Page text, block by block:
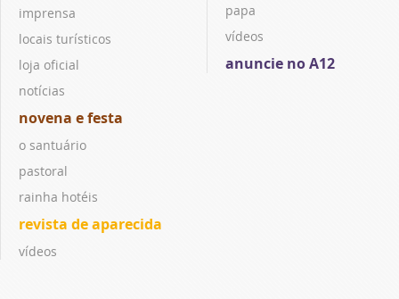
imprensa
locais turísticos
loja oficial
notícias
novena e festa
o santuário
pastoral
rainha hotéis
revista de aparecida
vídeos
papa
vídeos
anuncie no A12